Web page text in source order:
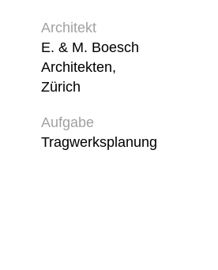
Architekt
E. & M. Boesch
Architekten,
Zürich
Aufgabe
Tragwerksplanung